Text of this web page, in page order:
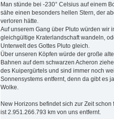
Man stünde bei -230° Celsius auf einem
sähe einen besonders hellen Stern, der
verloren hätte.
Auf unserem Gang über Pluto würden wir
gleichgültige Kraterlandschaft wandeln,
Unterwelt des Gottes Pluto gleich.
Über unseren Köpfen würde der große
Bahnen auf dem schwarzen Acheron
des Kuipergürtels und sind immer noch
Sonnensystems entfernt, denn da gibt es
Wolke.
New Horizons befindet sich zur Zeit
ist 2.951.266.793 km von uns entfernt.